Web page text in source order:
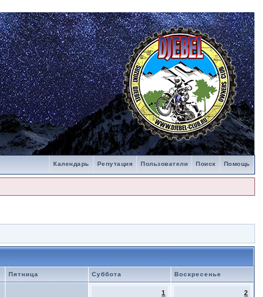
Помощь
Поиск
Пользователи
Репутация
Календарь
Пятница Суббота Воскресенье
1
2